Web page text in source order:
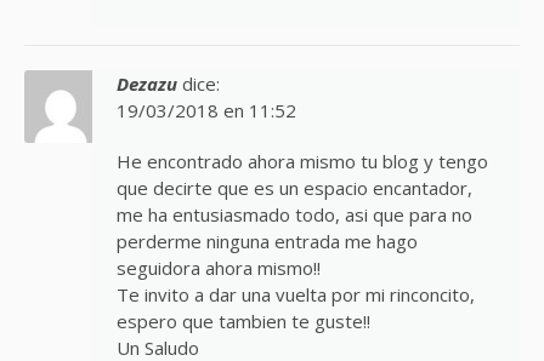
Dezazu dice:
19/03/2018 en 11:52
He encontrado ahora mismo tu blog y tengo
que decirte que es un espacio encantador,
me ha entusiasmado todo, asi que para no
perderme ninguna entrada me hago
seguidora ahora mismo!!
Te invito a dar una vuelta por mi rinconcito,
espero que tambien te guste!!
Un Saludo